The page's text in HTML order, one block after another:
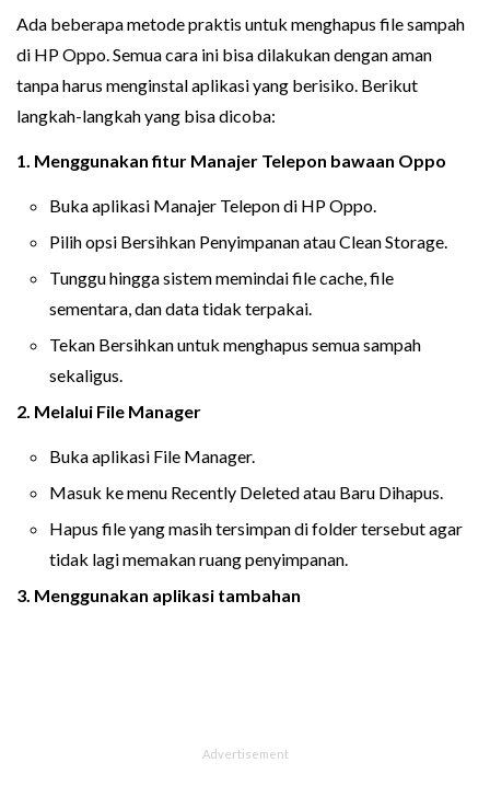
Ada beberapa metode praktis untuk menghapus file sampah
di HP Oppo. Semua cara ini bisa dilakukan dengan aman
tanpa harus menginstal aplikasi yang berisiko. Berikut
langkah-langkah yang bisa dicoba:
1. Menggunakan fitur Manajer Telepon bawaan Oppo
Buka aplikasi Manajer Telepon di HP Oppo.
Pilih opsi Bersihkan Penyimpanan atau Clean Storage.
Tunggu hingga sistem memindai file cache, file
sementara, dan data tidak terpakai.
Tekan Bersihkan untuk menghapus semua sampah
sekaligus.
2. Melalui File Manager
Buka aplikasi File Manager.
Masuk ke menu Recently Deleted atau Baru Dihapus.
Hapus file yang masih tersimpan di folder tersebut agar
tidak lagi memakan ruang penyimpanan.
3. Menggunakan aplikasi tambahan